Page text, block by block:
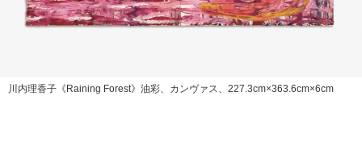
川内理香子《Raining Forest》油彩、カンヴァス、227.3cm×363.6cm×6cm